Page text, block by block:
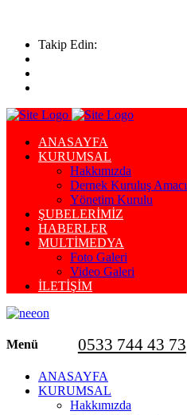
Takip Edin:
ANASAYFA
KURUMSAL
Hakkımızda
Dernek Kuruluş Amacı
Yönetim Kurulu
ŞUBELERİMİZ
HABERLER
MULTİMEDYA
Foto Galeri
Video Galeri
İLETİŞİM
0533 744 43 73
Menü
ANASAYFA
KURUMSAL
Hakkımızda